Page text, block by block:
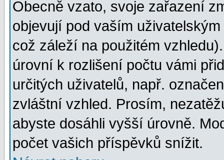
Obecně vzato, svoje zařazení
objevují pod vaším
což záleží na použitém
úrovní k rozlišení počtu vámi
určitých uživatelů, např.
zvláštní vzhled. Prosím,
abyste dosáhli vyšší úrovně.
počet vašich příspěvků snížit.